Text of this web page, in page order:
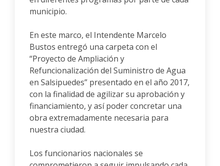
municipio.
En este marco, el Intendente Marcelo
Bustos entregó una carpeta con el
“Proyecto de Ampliación y
Refuncionalización del Suministro de Agua
en Salsipuedes” presentado en el año 2017,
con la finalidad de agilizar su aprobación y
financiamiento, y así poder concretar una
obra extremadamente necesaria para
nuestra ciudad.
Los funcionarios nacionales se